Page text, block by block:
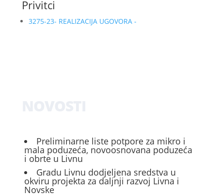
Privitci
3275-23- REALIZACIJA UGOVORA -
Preliminarne liste potpore za mikro i
mala poduzeća, novoosnovana poduzeća
i obrte u Livnu
Gradu Livnu dodjeljena sredstva u
okviru projekta za daljnji razvoj Livna i
Novske